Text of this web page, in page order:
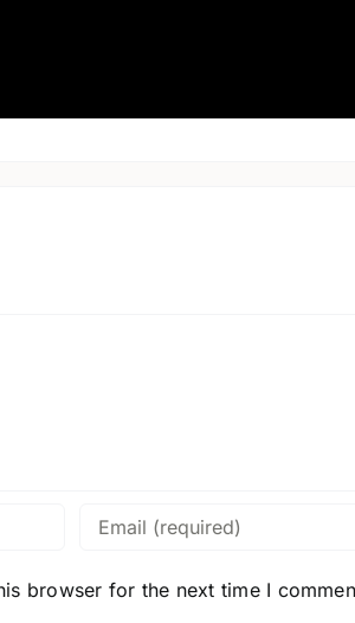
browser for the next time I